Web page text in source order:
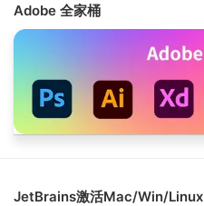
Adobe 全家桶
JetBrains激活Mac/Win/Linux